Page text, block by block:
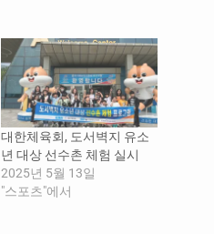
대한체육회, 도서벽지 유소
년 대상 선수촌 체험 실시
2025년 5월 13일
"스포츠"에서